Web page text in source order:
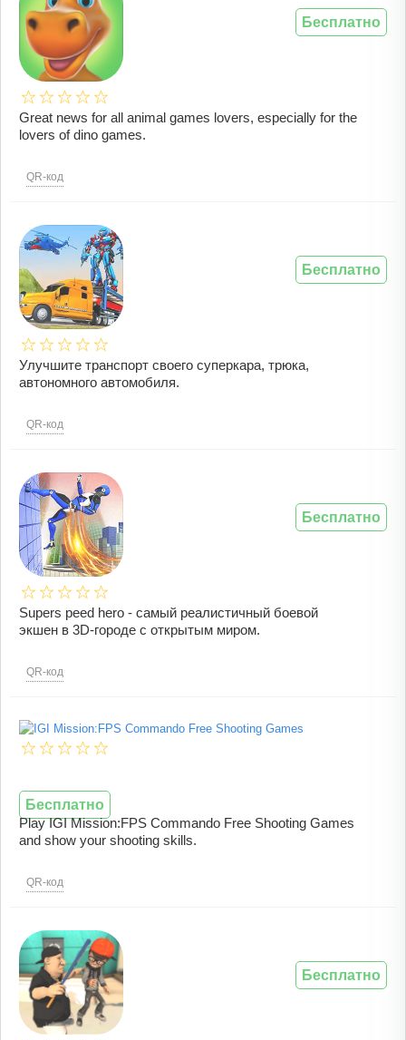
Great news for all animal games lovers, especially for the
lovers of dino games.
QR-код
Бесплатно
Улучшите транспорт своего суперкара, трюка,
автономного автомобиля.
QR-код
Бесплатно
Supers peed hero - самый реалистичный боевой
экшен в 3D-городе с открытым миром.
QR-код
Бесплатно
Play IGI Mission:FPS Commando Free Shooting Games
and show your shooting skills.
QR-код
Бесплатно
Бесплатно